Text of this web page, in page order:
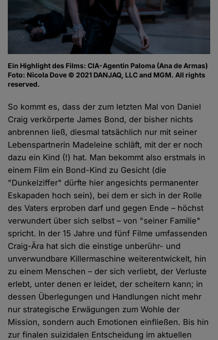
Ein Highlight des Films: CIA-Agentin Paloma (Ana de Armas)
Foto: Nicola Dove © 2021 DANJAQ, LLC and MGM. All rights
reserved.
So kommt es, dass der zum letzten Mal von Daniel
Craig verkörperte James Bond, der bisher nichts
anbrennen ließ, diesmal tatsächlich nur mit seiner
Lebenspartnerin Madeleine schläft, mit der er noch
dazu ein Kind (!) hat. Man bekommt also erstmals in
einem Film ein Bond-Kind zu Gesicht (die
"Dunkelziffer" dürfte hier angesichts permanenter
Eskapaden hoch sein), bei dem er sich in der Rolle
des Vaters erproben darf und gegen Ende – höchst
verwundert über sich selbst – von "seiner Familie"
spricht. In der 15 Jahre und fünf Filme umfassenden
Craig-Ära hat sich die einstige unberühr- und
unverwundbare Killermaschine weiterentwickelt, hin
zu einem Menschen – der sich verliebt, der Verluste
erlebt, unter denen er leidet, der scheitern kann; in
dessen Überlegungen und Handlungen nicht mehr
nur strategische Erwägungen zum Wohle der
Mission, sondern auch Emotionen einfließen. Bis hin
zur finalen suizidalen Entscheidung im aktuellen